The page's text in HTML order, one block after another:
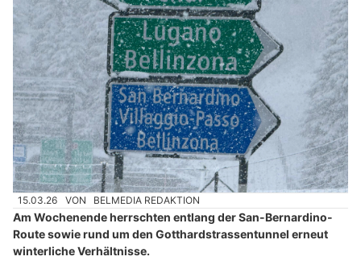
15.03.26 VON BELMEDIA REDAKTION
Am Wochenende herrschten entlang der San-Bernardino-
Route sowie rund um den Gotthardstrassentunnel erneut
winterliche Verhältnisse.